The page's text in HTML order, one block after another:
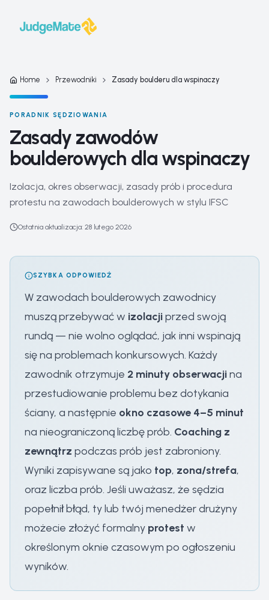
Home Przewodniki Zasady boulderu dla wspinaczy
PORADNIK SĘDZIOWANIA
Zasady zawodów
boulderowych dla wspinaczy
Izolacja, okres obserwacji, zasady prób i procedura
protestu na zawodach boulderowych w stylu IFSC
Ostatnia aktualizacja: 28 lutego 2026
SZYBKA ODPOWIEDŹ
W zawodach boulderowych zawodnicy
muszą przebywać w izolacjiprzed swoją
rundą — nie wolno oglądać, jak inni wspinają
się na problemach konkursowych. Każdy
zawodnik otrzymuje 2 minuty obserwacjina
przestudiowanie problemu bez dotykania
ściany, a następnie okno czasowe 4–5 minut
na nieograniczoną liczbę prób. Coaching z
zewnątrz podczas prób jest zabroniony.
Wyniki zapisywane są jako top, zona/strefa,
oraz liczba prób. Jeśli uważasz, że sędzia
popełnił błąd, ty lub twój menedżer drużyny
możecie złożyć formalny protest w
określonym oknie czasowym po ogłoszeniu
wyników.